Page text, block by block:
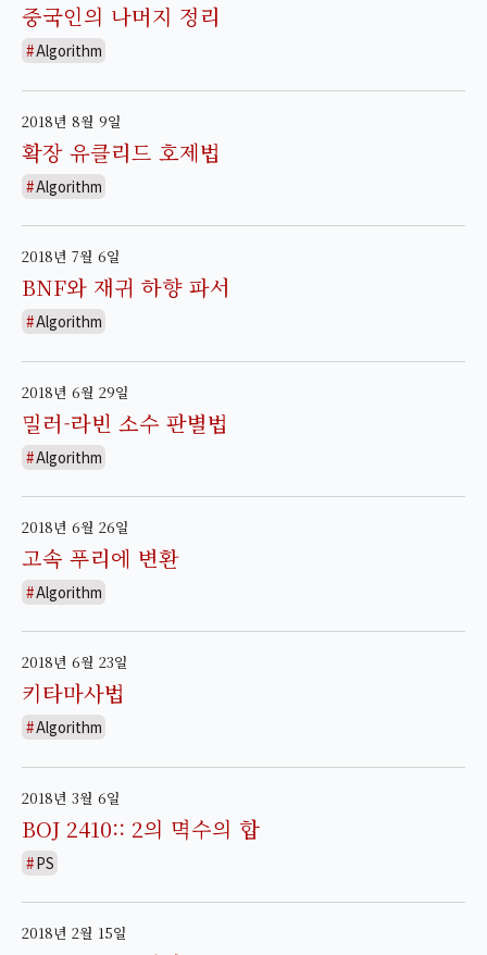
중국인의 나머지 정리
Algorithm
2018년 8월 9일
확장 유클리드 호제법
Algorithm
2018년 7월 6일
BNF와 재귀 하향 파서
Algorithm
2018년 6월 29일
밀러-라빈 소수 판별법
Algorithm
2018년 6월 26일
고속 푸리에 변환
Algorithm
2018년 6월 23일
키타마사법
Algorithm
2018년 3월 6일
BOJ 2410:: 2의 멱수의 합
PS
2018년 2월 15일